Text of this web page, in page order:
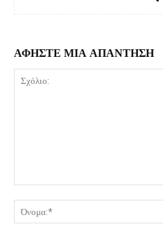
ΑΦΗΣΤΕ ΜΙΑ ΑΠΑΝΤΗΣΗ